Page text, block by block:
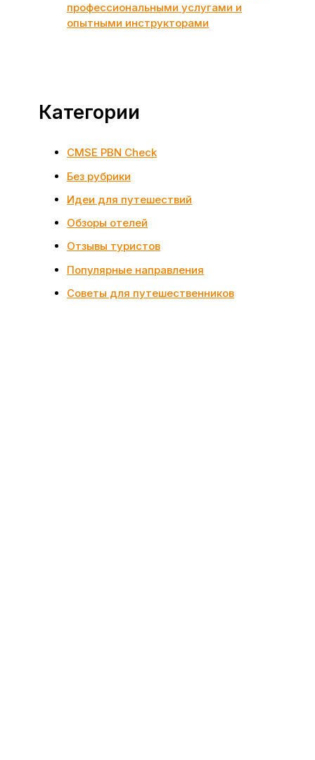
профессиональными услугами и
опытными инструкторами
Категории
CMSE PBN Check
Без рубрики
Идеи для путешествий
Обзоры отелей
Отзывы туристов
Популярные направления
Советы для путешественников